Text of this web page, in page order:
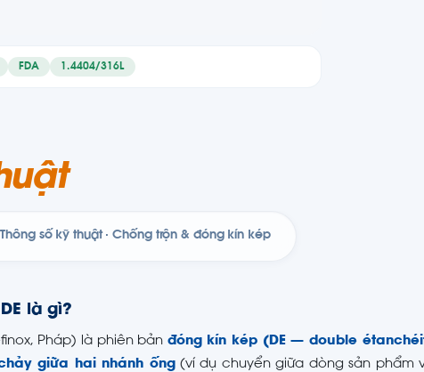
FDA 1.4404/316L
Thông số kỹ thuật · Chống trộn & đóng kín kép
là gì?
Pháp) là phiên bản đóng kín kép (DE — double
giữa hai nhánh ống(ví dụ chuyển giữa dòng sản phẩm